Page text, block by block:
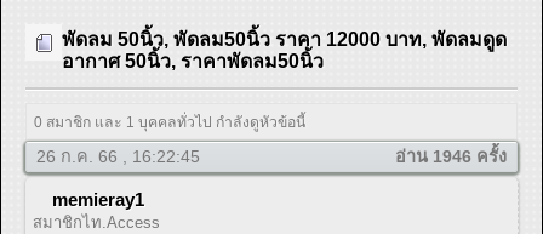
พัดลม 50นิ้ว, พัดลม50นิ้ว ราคา 12000 บาท, พัดลมดูด
อากาศ 50นิ้ว, ราคาพัดลม50นิ้ว
0 สมาชิก และ 1 บุคคลทั่วไป กำลังดูหัวข้อนี้
26 ก.ค. 66 , 16:22:45 อ่าน 1946 ครั้ง
memieray1
สมาชิกไท.Access